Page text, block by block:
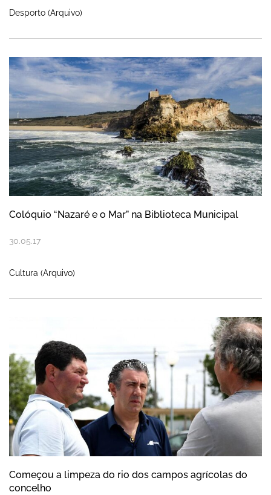
Desporto (Arquivo)
Colóquio “Nazaré e o Mar” na Biblioteca
Colóquio “Nazaré e o Mar” na Biblioteca Municipal
30.05.17
Cultura (Arquivo)
Começou a limpeza do rio dos campos
Começou a limpeza do rio dos campos agrícolas do
concelho